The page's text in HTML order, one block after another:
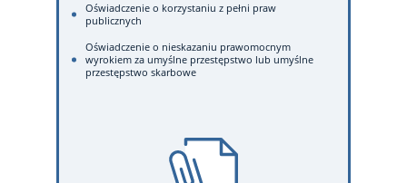
Oświadczenie o korzystaniu z pełni praw
publicznych
Oświadczenie o nieskazaniu prawomocnym
wyrokiem za umyślne przestępstwo lub umyślne
przestępstwo skarbowe